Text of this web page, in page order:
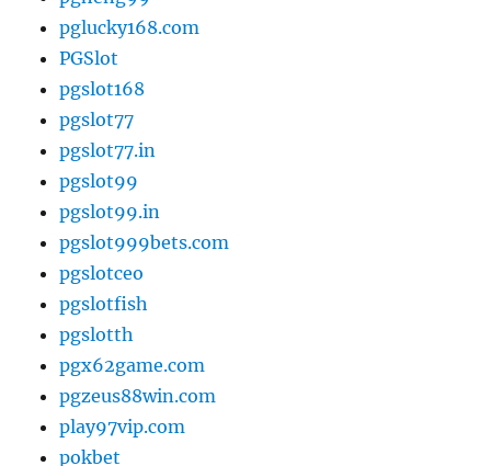
pglucky168.com
PGSlot
pgslot168
pgslot77
pgslot77.in
pgslot99
pgslot99.in
pgslot999bets.com
pgslotceo
pgslotfish
pgslotth
pgx62game.com
pgzeus88win.com
play97vip.com
pokbet